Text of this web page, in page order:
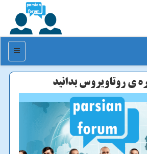
منو
ی روتاویروس بدانید